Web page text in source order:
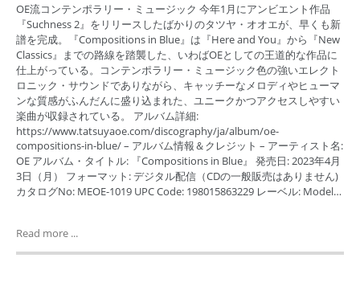
OE流コンテンポラリー・ミュージック 今年1月にアンビエント作品
『Suchness 2』をリリースしたばかりのタツヤ・オオエが、早くも新
譜を完成。『Compositions in Blue』は『Here and You』から『New
Classics』までの路線を踏襲した、いわばOEとしての王道的な作品に
仕上がっている。コンテンポラリー・ミュージック色の強いエレクト
ロニック・サウンドでありながら、キャッチーなメロディやヒューマ
ンな質感がふんだんに盛り込まれた、ユニークかつアクセスしやすい
楽曲が収録されている。 アルバム詳細:
https://www.tatsuyaoe.com/discography/ja/album/oe-
compositions-in-blue/ – アルバム情報＆クレジット – アーティスト名:
OE アルバム・タイトル: 『Compositions in Blue』 発売日: 2023年4月
3日（月） フォーマット: デジタル配信（CDの一般販売はありません)
カタログNo: MEOE-1019 UPC Code: 198015863229 レーベル: Model…
Read more ...